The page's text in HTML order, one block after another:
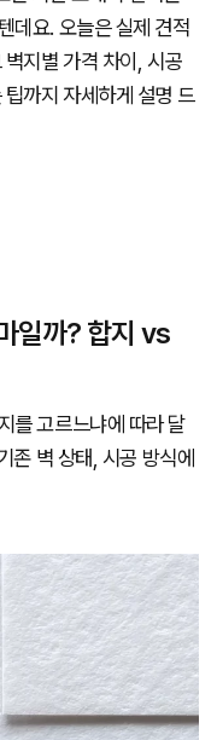
데요. 오늘은 실제 견적
지별 가격 차이, 시공
까지 자세하게 설명 드
일까? 합지 vs
를 고르느냐에 따라 달
존 벽 상태, 시공 방식에